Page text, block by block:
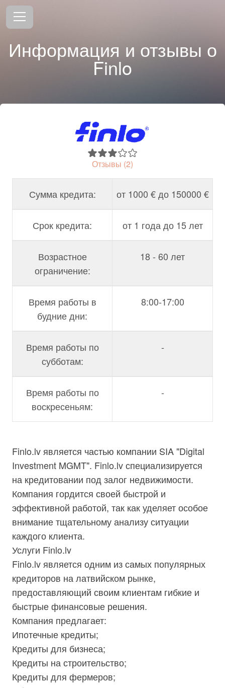
Информация и отзывы о
Finlo
Отзывы (2)
Сумма кредита: от 1000 € до 150000 €
Срок кредита: от 1 года до 15 лет
Возрастное
ограничение:
18 - 60 лет
Время работы в
будние дни:
8:00-17:00
Время работы по
субботам:
-
Время работы по
воскресеньям:
-
Finlo.lv является частью компании SIA "Digital
Investment MGMT". Finlo.lv специализируется
на кредитовании под залог недвижимости.
Компания гордится своей быстрой и
эффективной работой, так как уделяет особое
внимание тщательному анализу ситуации
каждого клиента.
Услуги Finlo.lv
Finlo.lv является одним из самых популярных
кредиторов на латвийском рынке,
предоставляющий своим клиентам гибкие и
быстрые финансовые решения.
Компания предлагает:
Ипотечные кредиты;
Кредиты для бизнеса;
Кредиты на строительство;
Кредиты для фермеров;